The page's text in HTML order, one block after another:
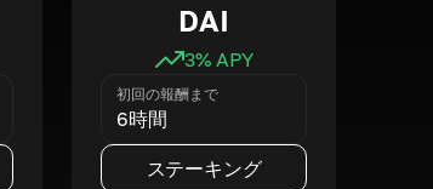
DAI
3% APY
初回の報酬まで
6時間
ステーキング